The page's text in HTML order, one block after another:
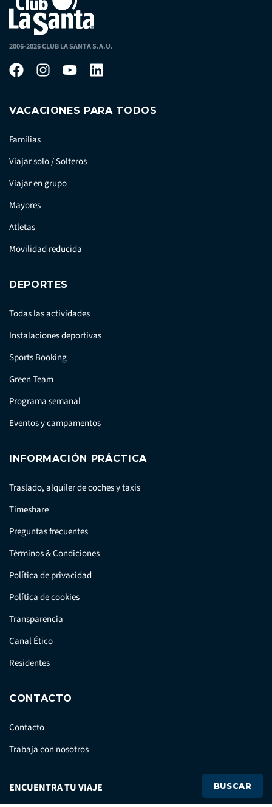
ENCUENTRA TU VIAJE BUSCAR
2006-2026 CLUB LA SANTA S.A.U.
VACACIONES PARA TODOS
Familias
Viajar solo / Solteros
Viajar en grupo
Mayores
Atletas
Movilidad reducida
DEPORTES
Todas las actividades
Instalaciones deportivas
Sports Booking
Green Team
Programa semanal
Eventos y campamentos
INFORMACIÓN PRÁCTICA
Traslado, alquiler de coches y taxis
Timeshare
Preguntas frecuentes
Términos & Condiciones
Política de privacidad
Política de cookies
Transparencia
Canal Ético
Residentes
CONTACTO
Contacto
Trabaja con nosotros